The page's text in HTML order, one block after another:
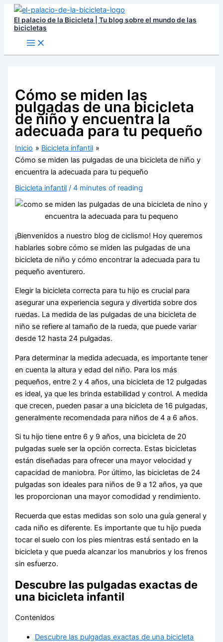
contenido
El palacio de la Bicicleta | Tu blog sobre el mundo de las
bicicletas
Cómo se miden las
pulgadas de una bicicleta
de niño y encuentra la
adecuada para tu pequeño
Inicio
Bicicleta infantil
Cómo se miden las pulgadas de una bicicleta de niño y
encuentra la adecuada para tu pequeño
Bicicleta infantil /4 minutes of reading
¡Bienvenidos a nuestro blog de ciclismo! Hoy queremos
hablarles sobre cómo se miden las pulgadas de una
bicicleta de niño y cómo encontrar la adecuada para tu
pequeño aventurero.
Elegir la bicicleta correcta para tu hijo es crucial para
asegurar una experiencia segura y divertida sobre dos
ruedas. La medida de las pulgadas de una bicicleta de
niño se refiere al tamaño de la rueda, que puede variar
desde 12 hasta 24 pulgadas.
Para determinar la medida adecuada, es importante tener
en cuenta la altura y edad del niño. Para los más
pequeños, entre 2 y 4 años, una bicicleta de 12 pulgadas
es ideal, ya que les brinda estabilidad y control. A medida
que crecen, pueden pasar a una bicicleta de 16 pulgadas,
generalmente recomendada para niños de 4 a 6 años.
Si tu hijo tiene entre 6 y 9 años, una bicicleta de 20
pulgadas suele ser la opción correcta. Estas bicicletas
están diseñadas para ofrecer una mayor velocidad y
capacidad de maniobra. Por último, las bicicletas de 24
pulgadas son ideales para niños de 9 a 12 años, ya que
les proporcionan una mayor comodidad y rendimiento.
Recuerda que estas medidas son solo una guía general y
cada niño es diferente. Es importante que tu hijo pueda
tocar el suelo con los pies mientras está sentado en la
bicicleta y que pueda alcanzar los manubrios y los frenos
sin esfuerzo.
Descubre las pulgadas exactas de
una bicicleta infantil
Contenidos
Descubre las pulgadas exactas de una bicicleta